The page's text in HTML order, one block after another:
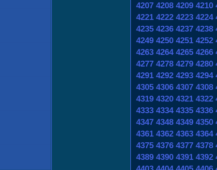
4207 4208 4209 4210
4221 4222 4223 4224
4235 4236 4237 4238
4249 4250 4251 4252
4263 4264 4265 4266
4277 4278 4279 4280
4291 4292 4293 4294
4305 4306 4307 4308
4319 4320 4321 4322
4333 4334 4335 4336
4347 4348 4349 4350
4361 4362 4363 4364
4375 4376 4377 4378
4389 4390 4391 4392